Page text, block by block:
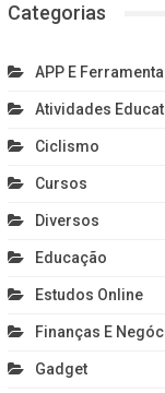
Categorias
APP E
Atividades
Ciclismo
Cursos
Diversos
Educação
Estudos Online
Finanças E
Gadget